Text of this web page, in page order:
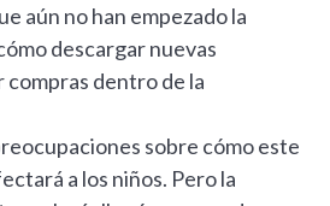
aún no han empezado la
descargar nuevas
compras dentro de la
sobre cómo este
a los niños. Pero la